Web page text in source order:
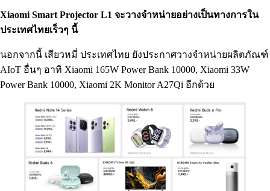
Xiaomi Smart Projector L1 จะวางจำหน่ายอย่างเป็นทางการใน
ประเทศไทยเร็วๆ นี้
นอกจากนี้ เสียวหมี่ ประเทศไทย ยังประกาศวางจำหน่ายผลิตภัณฑ์
AIoT อื่นๆ อาทิ Xiaomi 165W Power Bank 10000, Xiaomi 33W
Power Bank 10000, Xiaomi 2K Monitor A27Qi อีกด้วย